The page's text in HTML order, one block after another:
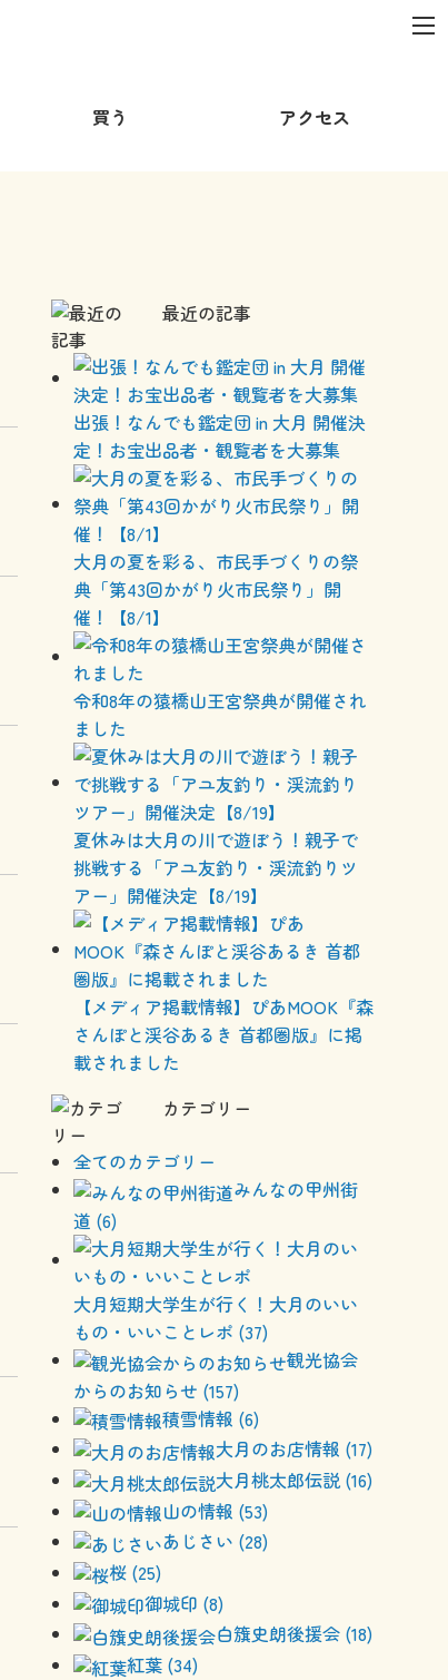
買う アクセス
最近の記事
出張！なんでも鑑定団 in 大月 開催決
定！お宝出品者・観覧者を大募集
大月の夏を彩る、市民手づくりの祭
典「第43回かがり火市民祭り」開
催！【8/1】
令和8年の猿橋山王宮祭典が開催され
ました
夏休みは大月の川で遊ぼう！親子で
挑戦する「アユ友釣り・渓流釣りツ
アー」開催決定【8/19】
【メディア掲載情報】ぴあMOOK『森
さんぽと渓谷あるき 首都圏版』に掲
載されました
カテゴリー
全てのカテゴリー
みんなの甲州街
道 (6)
大月短期大学生が行く！大月のいい
もの・いいことレポ (37)
観光協会
からのお知らせ (157)
積雪情報 (6)
大月のお店情報 (17)
大月桃太郎伝説 (16)
山の情報 (53)
あじさい (28)
桜 (25)
御城印 (8)
白籏史朗後援会 (18)
紅葉 (34)